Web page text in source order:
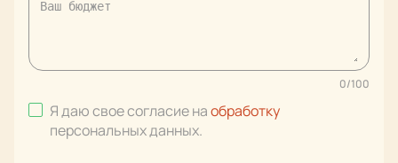
0/100
Я даю свое согласие наобработку
персональных данных.